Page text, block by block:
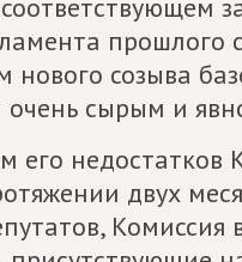
прошлого
нового созыва
очень сырым и
его недостатков
двух
Комиссия